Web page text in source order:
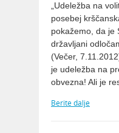
„Udeležba na
posebej
pokažemo, da je
državljani
(Večer,
je udeležba na
obvezna! Ali je
Berite dalje